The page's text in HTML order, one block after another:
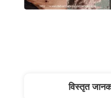
विस्तृत